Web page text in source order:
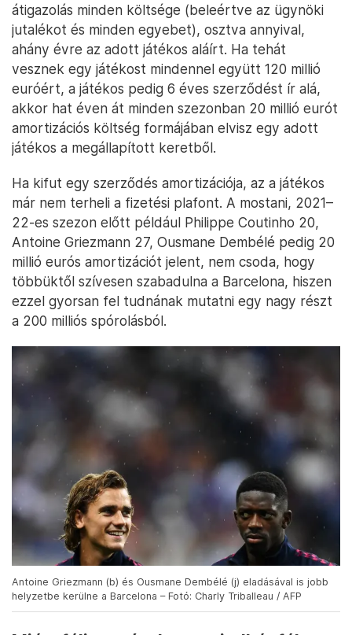
átigazolás minden költsége (beleértve az ügynöki
jutalékot és minden egyebet), osztva annyival,
ahány évre az adott játékos aláírt. Ha tehát
vesznek egy játékost mindennel együtt 120 millió
euróért, a játékos pedig 6 éves szerződést ír alá,
akkor hat éven át minden szezonban 20 millió eurót
amortizációs költség formájában elvisz egy adott
játékos a megállapított keretből.
Ha kifut egy szerződés amortizációja, az a játékos
már nem terheli a fizetési plafont. A mostani, 2021–
22-es szezon előtt például Philippe Coutinho 20,
Antoine Griezmann 27, Ousmane Dembélé pedig 20
millió eurós amortizációt jelent, nem csoda, hogy
többüktől szívesen szabadulna a Barcelona, hiszen
ezzel gyorsan fel tudnának mutatni egy nagy részt
a 200 milliós spórolásból.
Antoine Griezmann (b) és Ousmane Dembélé (j) eladásával is jobb
helyzetbe kerülne a Barcelona – Fotó: Charly Triballeau / AFP